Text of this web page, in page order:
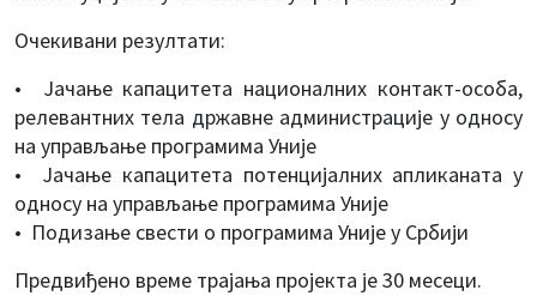
Очекивани резултати:
• Јачање капацитета националних контакт-особа,
релевантних тела државне администрације у односу
на управљање програмима Уније
• Јачање капацитета потенцијалних апликаната у
односу на управљање програмима Уније
• Подизање свести о програмима Уније у Србији
Предвиђено време трајања пројекта је 30 месеци.